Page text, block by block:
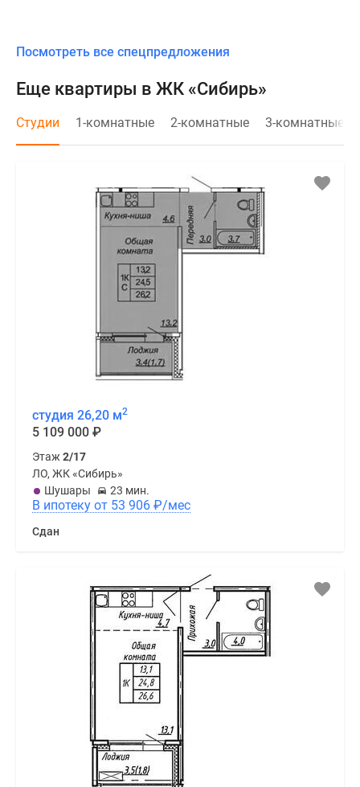
Посмотреть все спецпредложения
Еще квартиры в ЖК «Сибирь»
Студии 1-комнатные 2-комнатные 3-комнатные
студия 26,20 м2
5 109 000 ₽
Этаж2/17
ЛО, ЖК «Сибирь»
Шушары
23 мин.
В ипотеку от 53 906 ₽/мес
Сдан